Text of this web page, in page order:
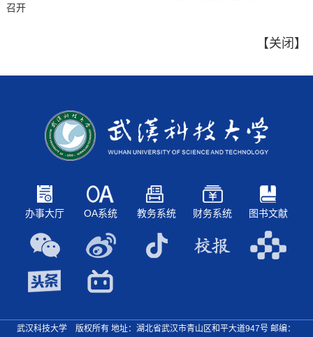
召开
【关闭 】
办事大厅 OA系统 教务系统 财务系统 图书文献
武汉科技大学 版权所有 地址：湖北省武汉市青山区和平大道947号 邮编：